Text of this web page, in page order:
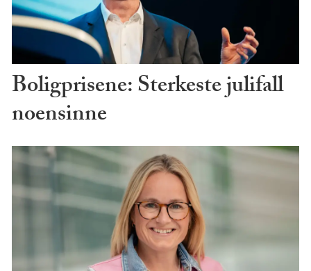
Boligprisene: Sterkeste julifall
noensinne